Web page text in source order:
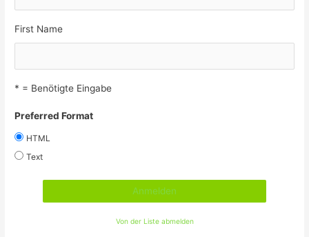
First Name
* = Benötigte Eingabe
Preferred Format
HTML
Text
Von der Liste abmelden